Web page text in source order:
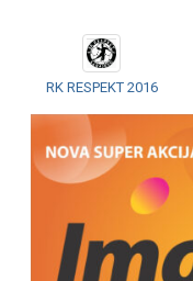
RK RESPEKT 2016